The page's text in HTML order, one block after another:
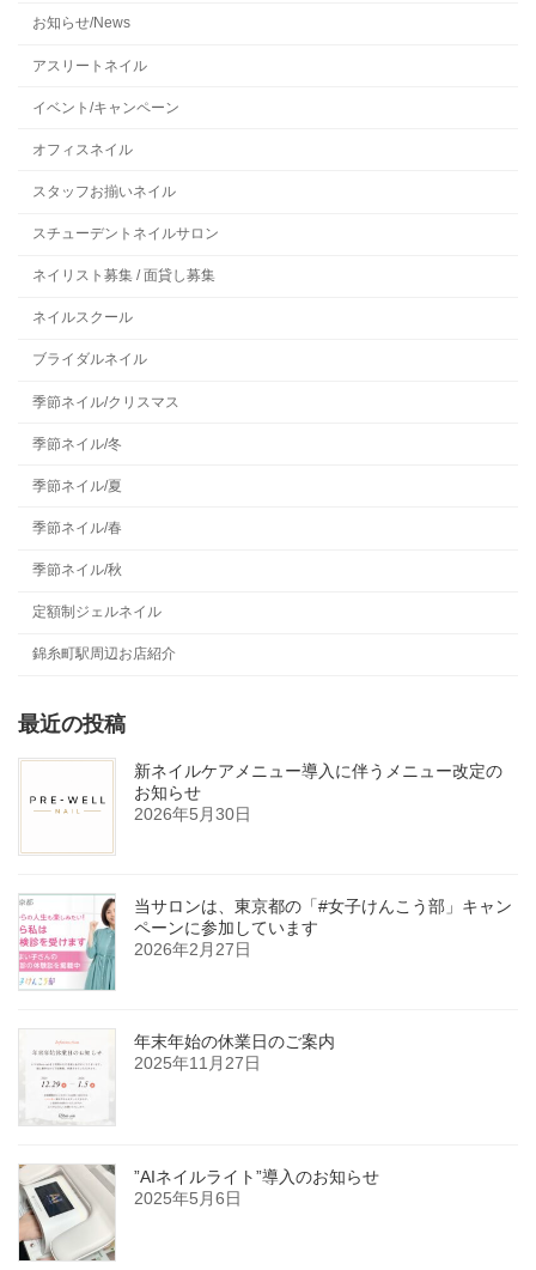
お知らせ/News
アスリートネイル
イベント/キャンペーン
オフィスネイル
スタッフお揃いネイル
スチューデントネイルサロン
ネイリスト募集 / 面貸し募集
ネイルスクール
ブライダルネイル
季節ネイル/クリスマス
季節ネイル/冬
季節ネイル/夏
季節ネイル/春
季節ネイル/秋
定額制ジェルネイル
錦糸町駅周辺お店紹介
最近の投稿
新ネイルケアメニュー導入に伴うメニュー改定の
お知らせ
2026年5月30日
当サロンは、東京都の「#女子けんこう部」キャン
ペーンに参加しています
2026年2月27日
年末年始の休業日のご案内
2025年11月27日
”AIネイルライト”導入のお知らせ
2025年5月6日